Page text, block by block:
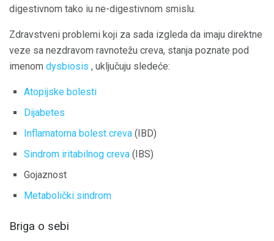
digestivnom tako iu ne-digestivnom smislu.
Zdravstveni problemi koji za sada izgleda da imaju direktne
veze sa nezdravom ravnotežu creva, stanja poznate pod
imenom dysbiosis , uključuju sledeće:
Atopijske bolesti
Dijabetes
Inflamatorna bolest creva (IBD)
Sindrom iritabilnog creva (IBS)
Gojaznost
Metabolički sindrom
Briga o sebi